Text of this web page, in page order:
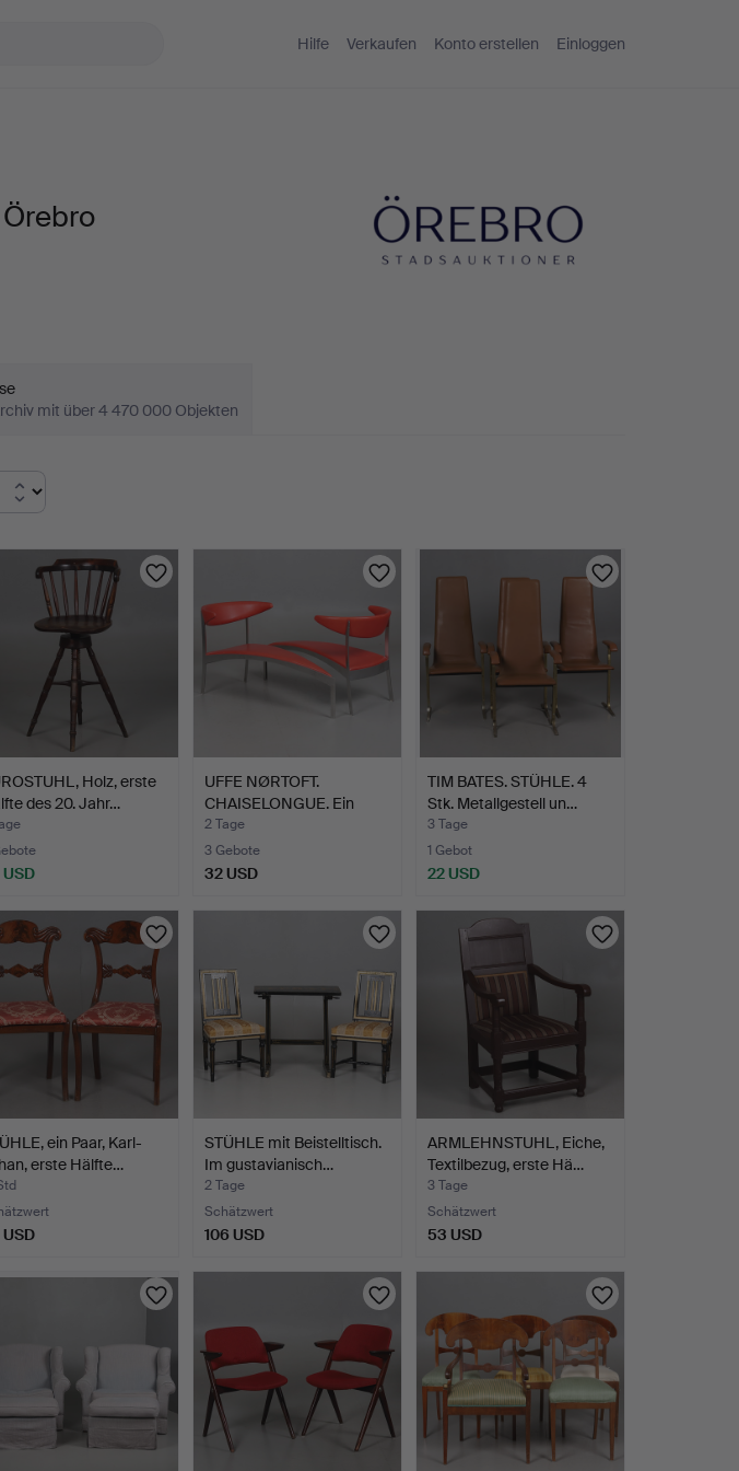
Hilfe Verkaufen Konto erstellen Einloggen
mit über 4 470 000 Objekten
Holz, erste
des 20. Jahr…
UFFE NØRTOFT.
CHAISELONGUE. Ein
Paar. Verc…
2 Tage
3 Gebote
32 USD
TIM BATES. STÜHLE. 4
Stk. Metallgestell un…
3 Tage
1 Gebot
22 USD
ein Paar, Karl-
erste Hälfte…
STÜHLE mit Beistelltisch.
Im gustavianisch…
2 Tage
Schätzwert
106 USD
ARMLEHNSTUHL, Eiche,
Textilbezug, erste Hä…
3 Tage
Schätzwert
53 USD